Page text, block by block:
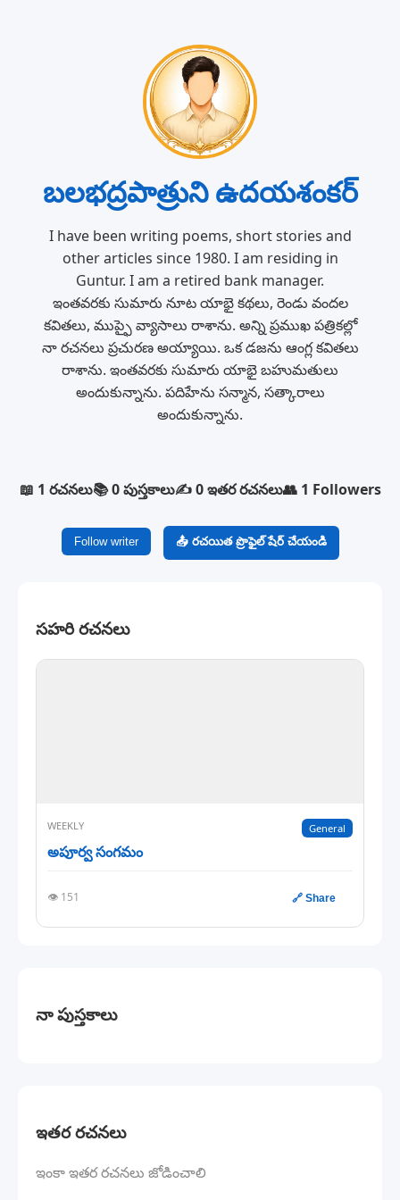
బలభద్రపాత్రుని ఉదయశంకర్
I have been writing poems, short stories and
other articles since 1980. I am residing in
Guntur. I am a retired bank manager.
ఇంతవరకు సుమారు నూట యాభై కథలు, రెండు వందల
కవితలు, ముప్ఫై వ్యాసాలు రాశాను. అన్ని ప్రముఖ పత్రికల్లో
నా రచనలు ప్రచురణ అయ్యాయి. ఒక డజను ఆంగ్ల కవితలు
రాశాను. ఇంతవరకు సుమారు యాభై బహుమతులు
అందుకున్నాను. పదిహేను సన్మాన, సత్కారాలు
అందుకున్నాను.
📖 1 రచనలు📚 0 పుస్తకాలు✍️ 0 ఇతర రచనలు👥 1 Followers
Follow writer 📤 రచయిత ప్రొఫైల్ షేర్ చేయండి
సహరి రచనలు
WEEKLY General
అపూర్వ సంగమం
👁️ 151 🔗 Share
నా పుస్తకాలు
ఇతర రచనలు
ఇంకా ఇతర రచనలు జోడించాలి